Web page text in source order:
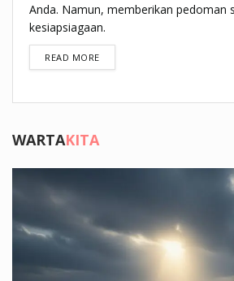
Anda. Namun, memberikan pedoman
kesiapsiagaan.
READ MOREDETAILS
WARTAKITA